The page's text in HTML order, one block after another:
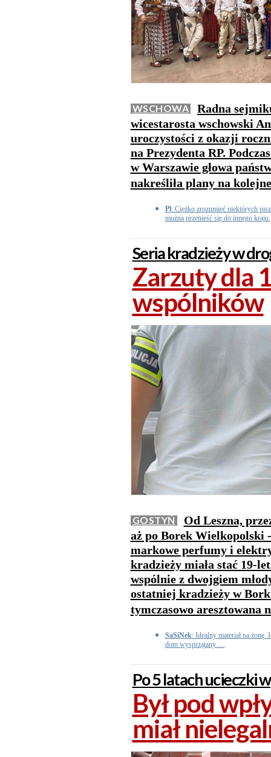
WSCHOWA
Radna
wicestarosta wschowski
uroczystości z okazji
na Prezydenta RP.
w Warszawie głowa
nakreśliła plany na
Pl: Ciężko zrozumieć niektórych
można przenieść się do innego kraju.
Seria kradzieży w
Zarzuty dla
wspólników
GOSTYŃ
Od Leszna,
aż po Borek Wielkopolski
markowe perfumy i
kradzieży miała stać 19-
wspólnie z dwojgiem
ostatniej kradzieży w
tymczasowo aresztowana
SaSiNek: Idealny materiał na żonę.
dom wysprzątany ....
Po 5 latach ucieczki
Był pod
miał